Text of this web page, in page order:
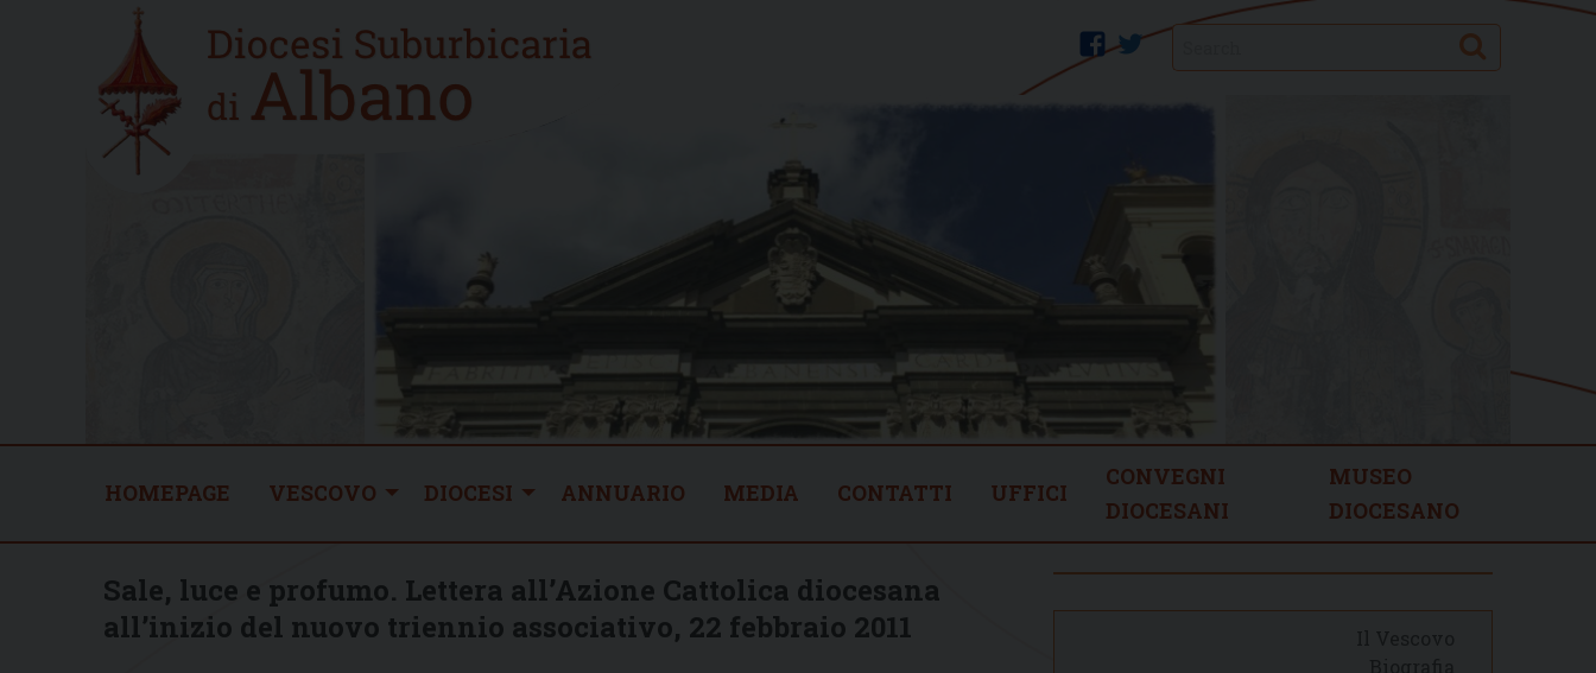
Home
new
twitter
facebook Search
HOMEPAGE VESCOVO DIOCESI ANNUARIO MEDIA CONTATTI UFFICI
CONVEGNI
DIOCESANI
MUSEO
DIOCESANO
Sale, luce e profumo. Lettera all’Azione Cattolica diocesana
all’inizio del nuovo triennio associativo, 22 febbraio 2011